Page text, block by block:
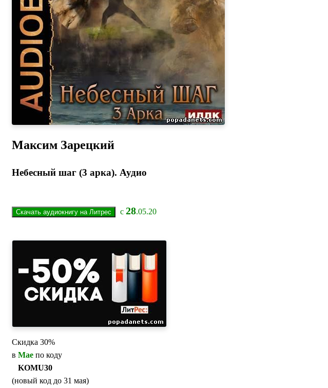
Максим Зарецкий
Небесный шаг (3 арка). Аудио
с 28.05.20
Скидка 30%
в Мае по коду
KOMU30
(новый код до 31 мая)